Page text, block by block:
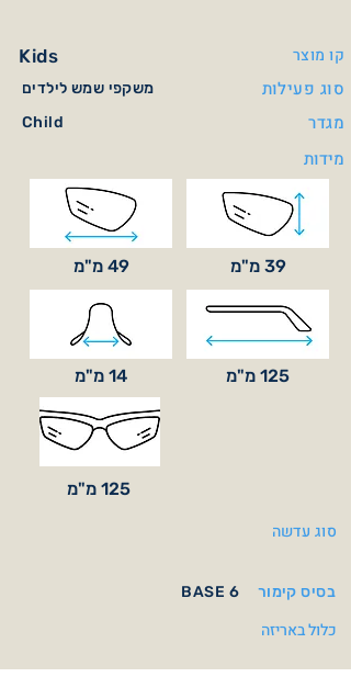
Kids קו מוצר
משקפי שמש לילדים סוג פעילות
Child
מגדר
מידות
49 מ"מ 39 מ"מ
14 מ"מ 125 מ"מ
125 מ"מ
סוג עדשה
BASE 6 בסיס קימור
כלול באריזה